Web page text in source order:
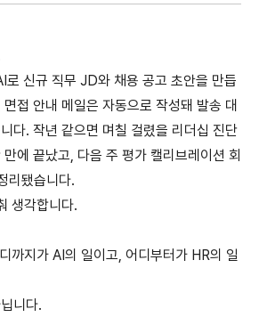
로 신규 직무 JD와 채용 공고 초안을 만듭
접 안내 메일은 자동으로 작성돼 발송 대
다. 작년 같으면 며칠 걸렸을 리더십 진단
에 끝났고, 다음 주 평가 캘리브레이션 회
리됐습니다.
생각합니다.
까지가 AI의 일이고, 어디부터가 HR의 일
니다.